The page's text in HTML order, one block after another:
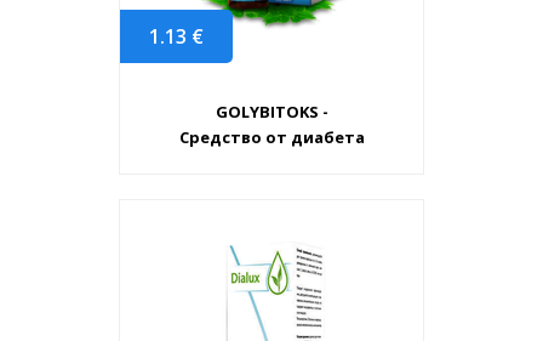
1.13 €
GOLYBITOKS -
Средство от диабета